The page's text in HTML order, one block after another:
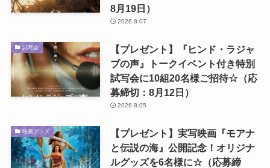
8月19日）
2026.8.07
試写会
【プレゼント】『ヒンド・ラジャ
ブの声』トークイベント付き特別
試写会に10組20名様ご招待☆（応
募締切：8月12日）
2026.8.05
映画グッズ
【プレゼント】実写映画『モアナ
と伝説の海』公開記念！オリジナ
ルグッズを6名様に☆（応募締